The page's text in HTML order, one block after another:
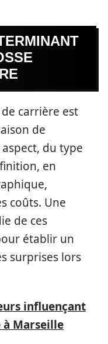
carrière est
de
du type
en
coûts. Une
de ces
établir un
surprises lors
influençant
Marseille